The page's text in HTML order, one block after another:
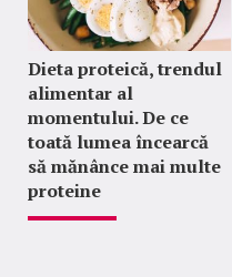
Dieta proteică, trendul
alimentar al
momentului. De ce
toată lumea încearcă
să mănânce mai multe
proteine